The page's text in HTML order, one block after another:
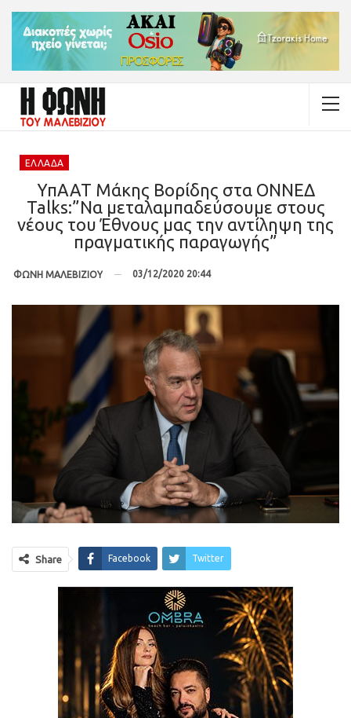
ΕΛΛΆΔΑ
ΥπΑΑΤ Μάκης Βορίδης στα ΟΝΝΕΔ
Talks:”Να μεταλαμπαδεύσουμε στους
νέους του Έθνους μας την αντίληψη της
πραγματικής παραγωγής”
ΦΩΝΗ ΜΑΛΕΒΙΖΙΟΥ 03/12/2020 20:44
Share Facebook Twitter